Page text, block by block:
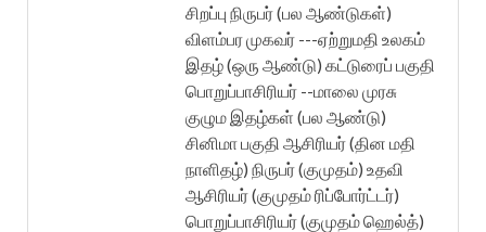
சிறப்பு நிருபர் (பல ஆண்டுகள்)
விளம்பர முகவர் ---ஏற்றுமதி உலகம்
இதழ் (ஒரு ஆண்டு) கட்டுரைப் பகுதி
பொறுப்பாசிரியர் --மாலை முரசு
குழும இதழ்கள் (பல ஆண்டு)
சினிமா பகுதி ஆசிரியர் (தின மதி
நாளிதழ்) நிருபர் (குமுதம்) உதவி
ஆசிரியர் (குமுதம் ரிப்போர்ட்டர்)
பொறுப்பாசிரியர் (குமுதம் ஹெல்த்)